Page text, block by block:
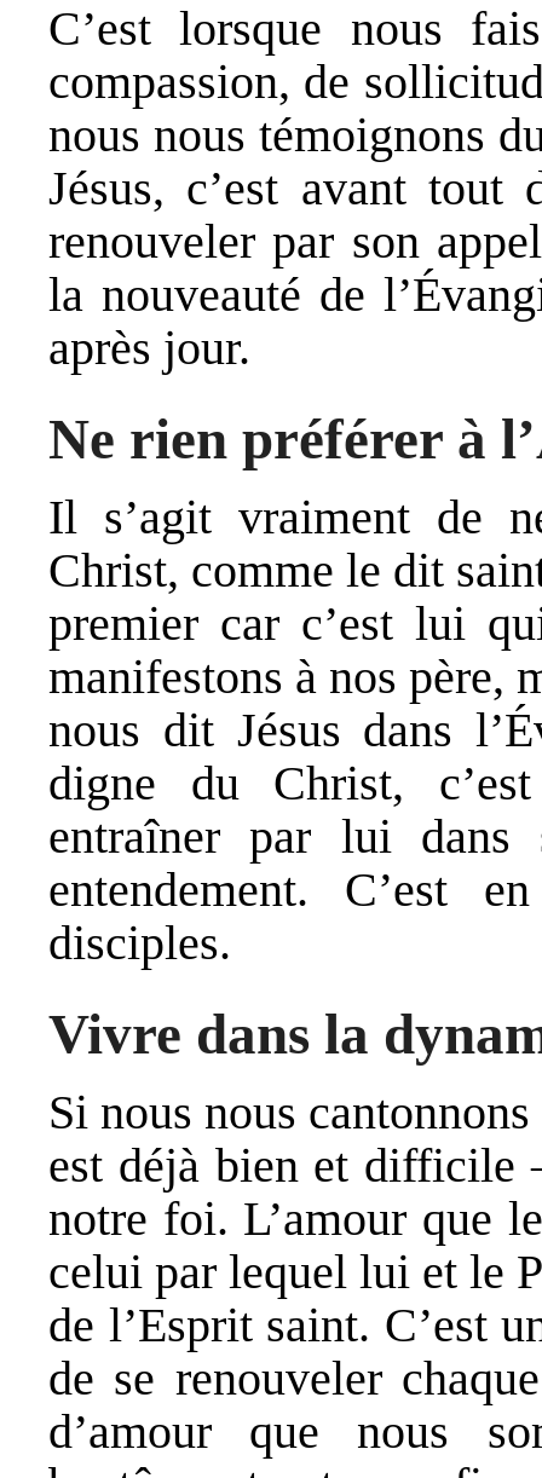
C’est lorsque nous
compassion, de
nous nous témoignons
Jésus, c’est avant tout
renouveler par son
la nouveauté de
après jour.
Ne rien préférer à
Il s’agit vraiment de
Christ, comme le dit
premier car c’est lui
manifestons à nos père,
nous dit Jésus dans
digne du Christ,
entraîner par lui dans
entendement. C’est
disciples.
Vivre dans la
Si nous nous
est déjà bien et difficile
notre foi. L’amour que
celui par lequel lui et le
de l’Esprit saint. C’est
de se renouveler
d’amour que nous